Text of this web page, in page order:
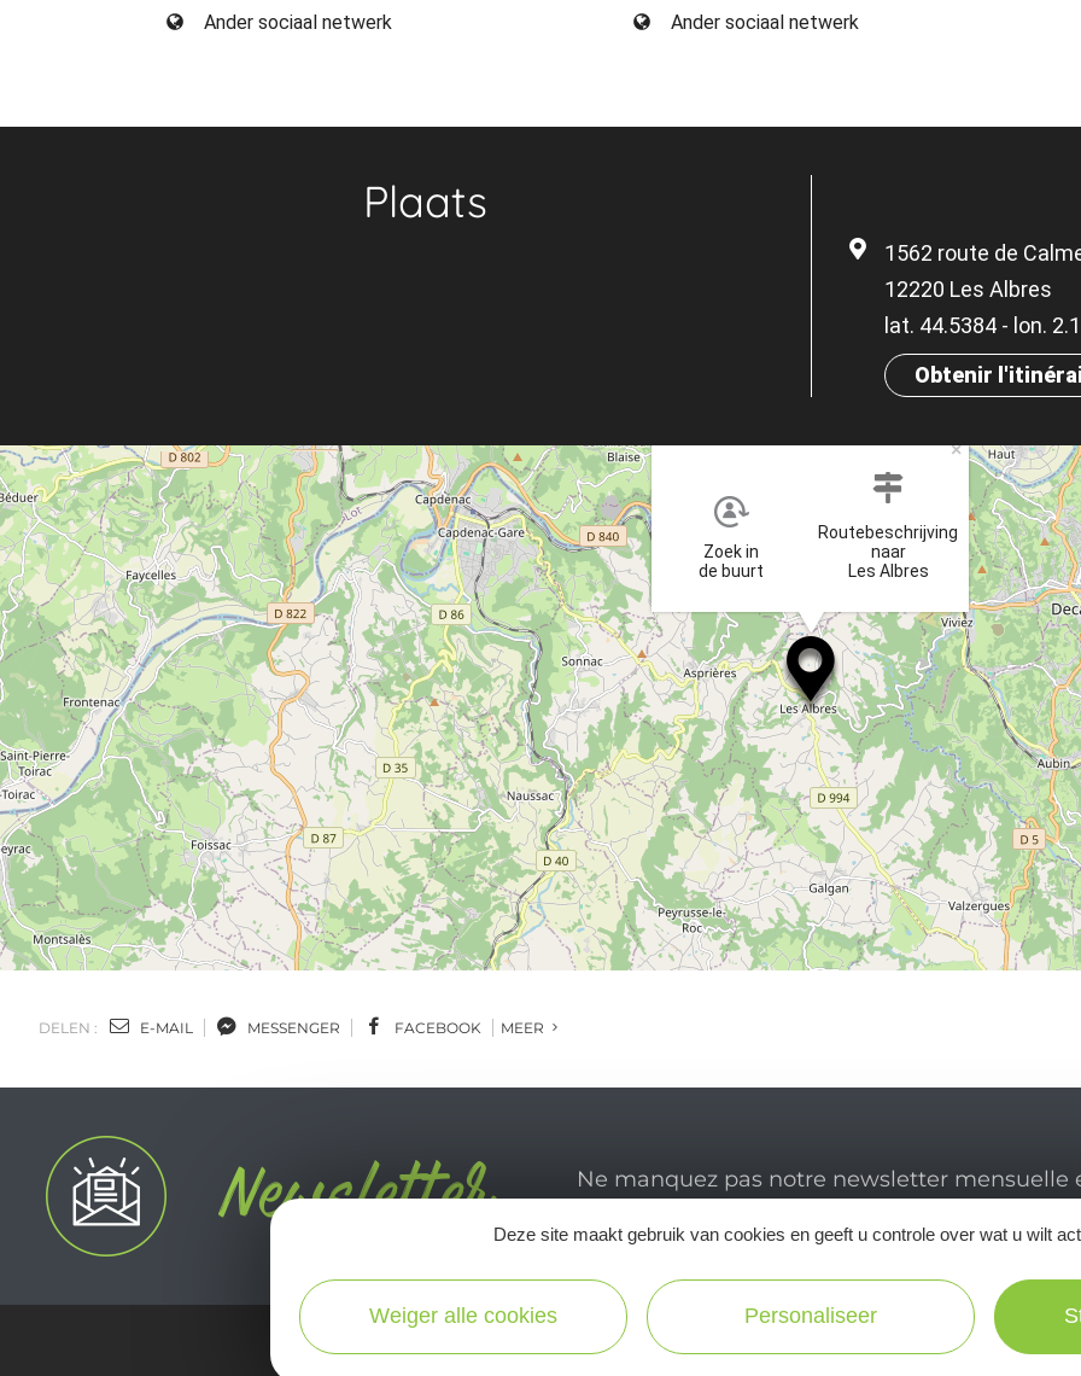
Ander sociaal netwerk
Ander sociaal netwerk
Plaats
1562 route de
12220 Les Albres
lat. 44.5384 - lon.
Obtenir
Zoek in
de buurt
Routebeschrijving
naar
Les Albres
×
DELEN : E-MAIL MESSENGER FACEBOOK MEER
Ne manquez pas notre newsletter mensuelle
Deze site maakt gebruik van cookies en geeft u controle over wat u wilt
Weiger alle cookies Personaliseer